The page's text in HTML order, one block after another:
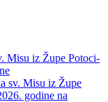
Misu iz Župe Potoci-
sv. Misu iz Župe
godine na